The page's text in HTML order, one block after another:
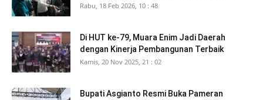
Rabu, 18 Feb 2026, 10 : 48
Di HUT ke-79, Muara Enim Jadi Daerah
dengan Kinerja Pembangunan Terbaik
Kamis, 20 Nov 2025, 21 : 02
Bupati Asgianto Resmi Buka Pameran